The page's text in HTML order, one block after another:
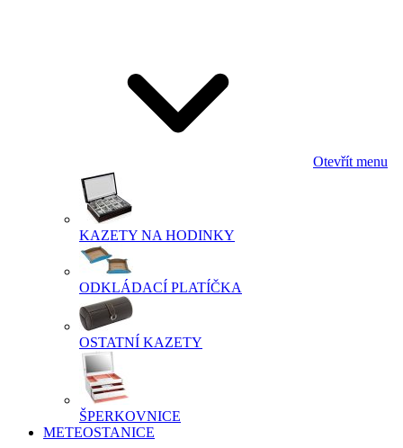
Otevřít menu
KAZETY NA HODINKY
ODKLÁDACÍ PLATÍČKA
OSTATNÍ KAZETY
ŠPERKOVNICE
METEOSTANICE